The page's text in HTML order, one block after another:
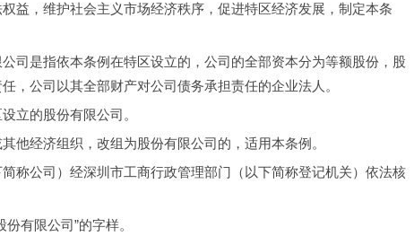
益，维护社会主义市场经济秩序，促进特区经济发展，制定本条
是指依本条例在特区设立的，公司的全部资本分为等额股份，股
，公司以其全部财产对公司债务承担责任的企业法人。
的股份有限公司。
经济组织，改组为股份有限公司的，适用本条例。
公司）经深圳市工商行政管理部门（以下简称登记机关）依法核
限公司”的字样。